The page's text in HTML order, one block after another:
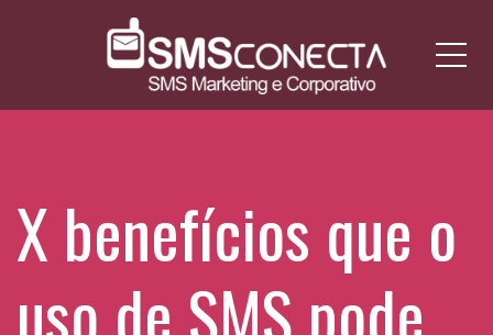
X benefícios que o
uso de SMS pode